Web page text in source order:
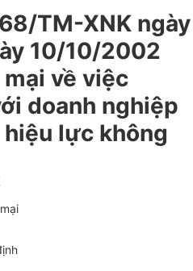
TM-XNK ngày
10/10/2002
về việc
doanh nghiệp
lực không